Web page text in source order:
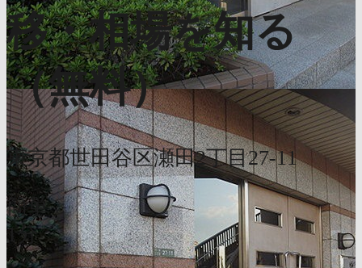
移・相場を知る
（無料）
東京都世田谷区瀬田2丁目27-11
簡単
1分